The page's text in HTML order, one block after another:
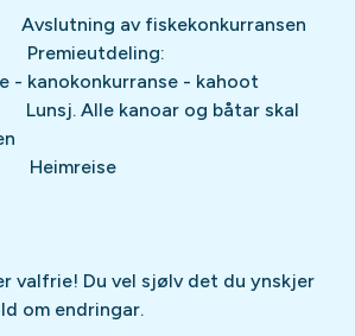
av fiskekonkurransen
- kanokonkurranse - kahoot
Alle kanoar og båtar skal
valfrie! Du vel sjølv det du ynskjer
om endringar.